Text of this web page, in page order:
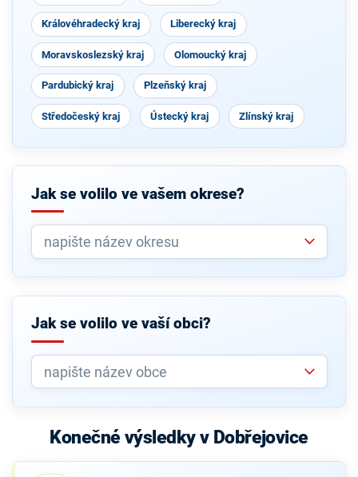
Královéhradecký kraj Liberecký kraj
Moravskoslezský kraj Olomoucký kraj
Pardubický kraj Plzeňský kraj
Středočeský kraj Ústecký kraj Zlínský kraj
Jak se volilo ve vašem okrese?
Jak se volilo ve vaší obci?
Konečné výsledky v Dobřejovice